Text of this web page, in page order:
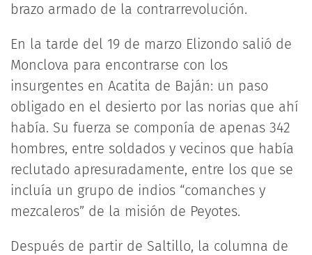
brazo armado de la contrarrevolución.
En la tarde del 19 de marzo Elizondo salió de
Monclova para encontrarse con los
insurgentes en Acatita de Baján: un paso
obligado en el desierto por las norias que ahí
había. Su fuerza se componía de apenas 342
hombres, entre soldados y vecinos que había
reclutado apresuradamente, entre los que se
incluía un grupo de indios “comanches y
mezcaleros” de la misión de Peyotes.
Después de partir de Saltillo, la columna de